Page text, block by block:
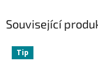
Související
Tip